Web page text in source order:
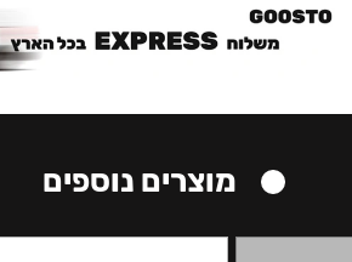
מוצרים נוספים